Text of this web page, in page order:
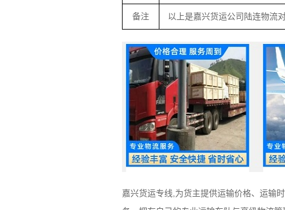
备注 以上是嘉兴货运公司陆连物流
嘉兴货运专线,为货主提供运输价格、运输